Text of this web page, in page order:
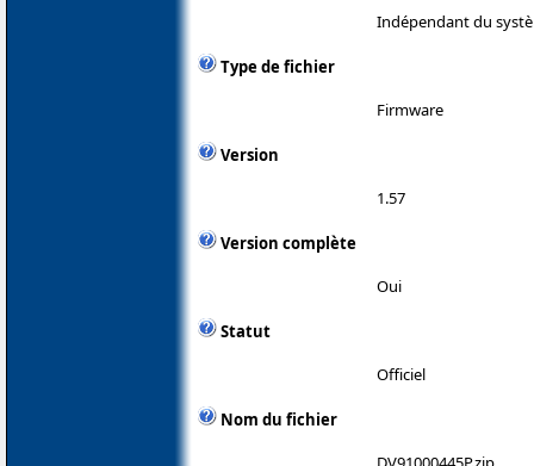
Indépendant du
Type de fichier
Firmware
Version
1.57
Version complète
Oui
Statut
Officiel
Nom du fichier